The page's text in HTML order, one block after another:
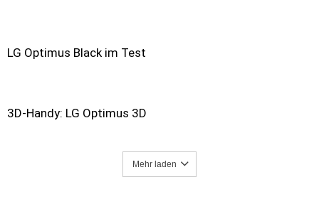
LG Optimus Black im Test
3D-Handy: LG Optimus 3D
Mehr laden